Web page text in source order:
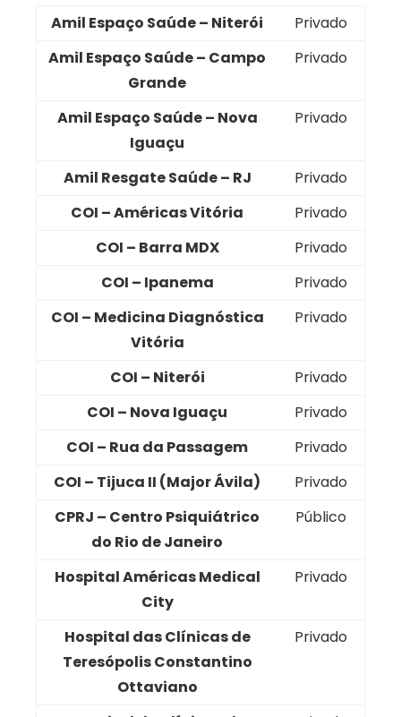
Amil Espaço Saúde – Niterói
Privado
Amil Espaço Saúde – Campo
Grande
Privado
Amil Espaço Saúde – Nova
Iguaçu
Privado
Amil Resgate Saúde – RJ
Privado
COI – Américas Vitória
Privado
COI – Barra MDX
Privado
COI – Ipanema
Privado
COI – Medicina Diagnóstica
Vitória
Privado
COI – Niterói
Privado
COI – Nova Iguaçu
Privado
COI – Rua da Passagem
Privado
COI – Tijuca II (Major Ávila)
Privado
CPRJ – Centro Psiquiátrico
do Rio de Janeiro
Público
Hospital Américas Medical
City
Privado
Hospital das Clínicas de
Teresópolis Constantino
Ottaviano
Privado